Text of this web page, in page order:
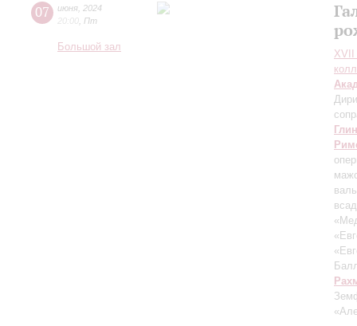
07 июня 2024
20:00 Пт
Большой зал